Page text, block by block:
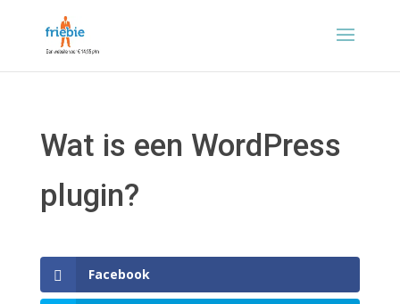
Wat is een WordPress
plugin?
Facebook